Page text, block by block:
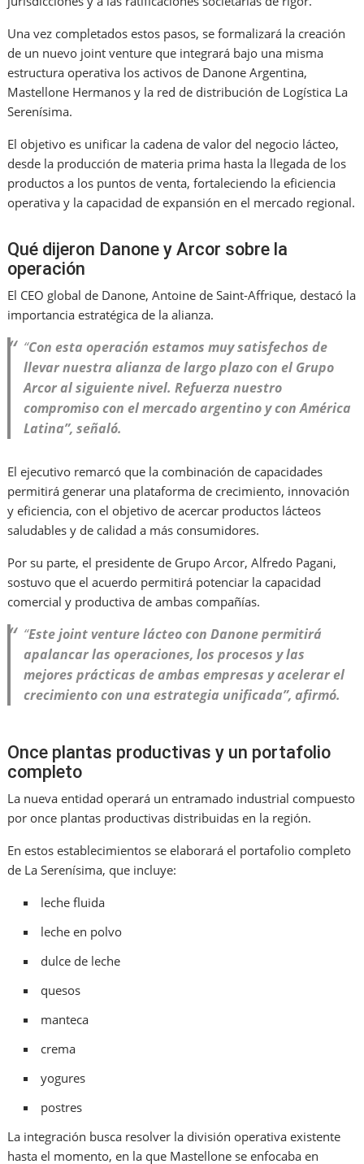
Una vez completados estos pasos, se formalizará la creación
de un nuevo joint venture que integrará bajo una misma
estructura operativa los activos de Danone Argentina,
Mastellone Hermanos y la red de distribución de Logística La
Serenísima.
El objetivo es unificar la cadena de valor del negocio lácteo,
desde la producción de materia prima hasta la llegada de los
productos a los puntos de venta, fortaleciendo la eficiencia
operativa y la capacidad de expansión en el mercado regional.
Qué dijeron Danone y Arcor sobre la
operación
El CEO global de Danone, Antoine de Saint-Affrique, destacó la
importancia estratégica de la alianza.
“Con esta operación estamos muy satisfechos de
llevar nuestra alianza de largo plazo con el Grupo
Arcor al siguiente nivel. Refuerza nuestro
compromiso con el mercado argentino y con América
Latina”, señaló.
El ejecutivo remarcó que la combinación de capacidades
permitirá generar una plataforma de crecimiento, innovación
y eficiencia, con el objetivo de acercar productos lácteos
saludables y de calidad a más consumidores.
Por su parte, el presidente de Grupo Arcor, Alfredo Pagani,
sostuvo que el acuerdo permitirá potenciar la capacidad
comercial y productiva de ambas compañías.
“Este joint venture lácteo con Danone permitirá
apalancar las operaciones, los procesos y las
mejores prácticas de ambas empresas y acelerar el
crecimiento con una estrategia unificada”, afirmó.
Once plantas productivas y un portafolio
completo
La nueva entidad operará un entramado industrial compuesto
por once plantas productivas distribuidas en la región.
En estos establecimientos se elaborará el portafolio completo
de La Serenísima, que incluye:
leche fluida
leche en polvo
dulce de leche
quesos
manteca
crema
yogures
postres
La integración busca resolver la división operativa existente
hasta el momento, en la que Mastellone se enfocaba en